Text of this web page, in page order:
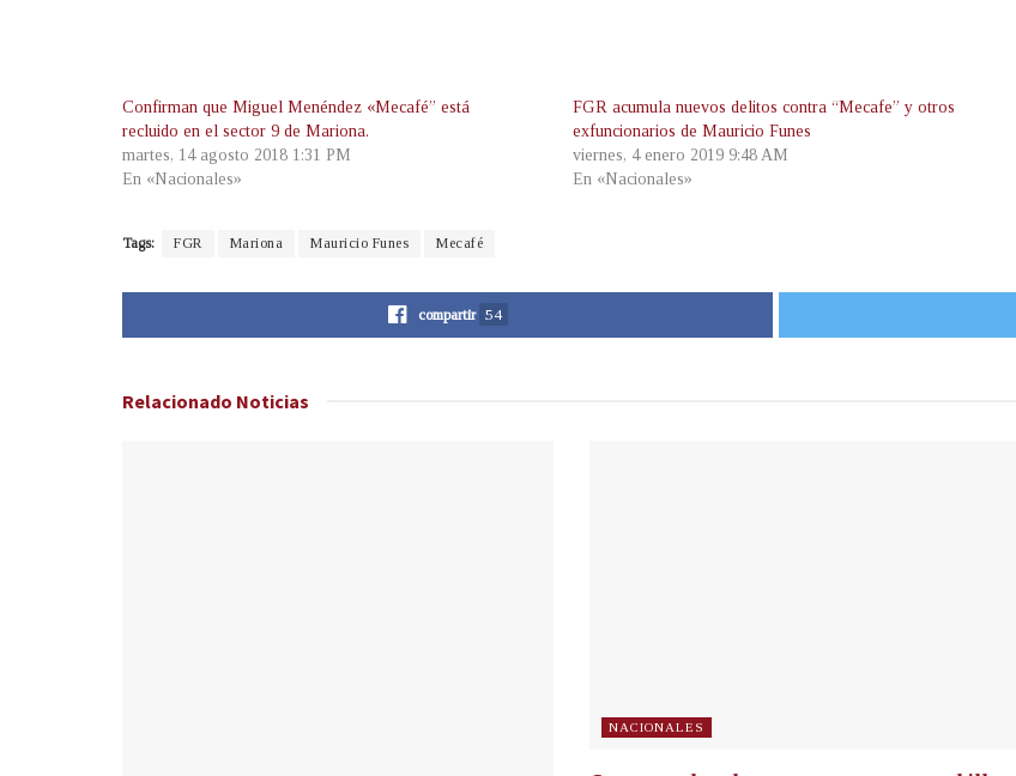
Confirman que Miguel Menéndez «Mecafé” está
recluido en el sector 9 de Mariona.
martes, 14 agosto 2018 1:31 PM
En «Nacionales»
FGR acumula nuevos delitos contra “Mecafe” y otros
exfuncionarios de Mauricio Funes
viernes, 4 enero 2019 9:48 AM
En «Nacionales»
Tags: FGR Mariona Mauricio Funes Mecafé
compartir 54
Relacionado Noticias
NACIONALES